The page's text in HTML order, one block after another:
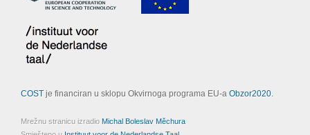
COSTje financiran u sklopu Okvirnoga programa EU-a Obzor2020.
Mrežnu stranicu izradio Michal Boleslav Měchura